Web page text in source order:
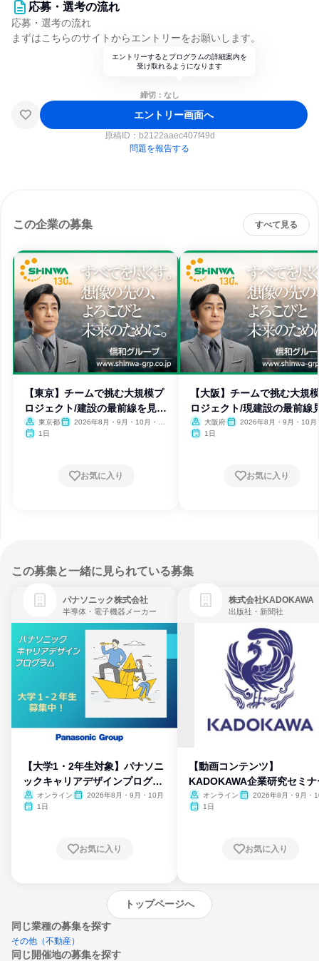
応募・選考の流れ
応募・選考の流れ
まずはこちらのサイトからエントリーをお願いします。
エントリーするとプログラムの詳細案内を
受け取れるようになります
締切：なし
エントリー画面へ
原稿ID： b2122aaec407f49d
問題を報告する
この企業の募集 すべて見る
【東京】チームで挑む大規模プ
ロジェクト/建設の最前線を見
学! 東京都
2026年8月・9月・10月・11
1日
お気に入り
【大阪】チームで挑む大規
ロジェクト/現建設の最前線
学! 大阪府
2026年8月・9月・10月
1日
お気に入り
この募集と一緒に見られている募集
パナソニック株式会社
半導体・電子機器メーカー
【大学1・2年生対象】パナソニ
ックキャリアデザインプログラ
ム
オンライン
2026年8月・9月・10月
1日
お気に入り
株式会社KADOKAWA
出版社・新聞社
【動画コンテンツ】
KADOKAWA企業研究セミナ
オンライン
2026年8月・9月・
1日
お気に入り
トップページへ
同じ業種の募集を探す
その他（不動産）
同じ開催地の募集を探す